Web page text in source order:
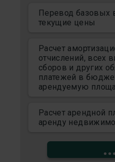
Перевод базовых
текущие цены
Расчет
отчислений, всех
сборов и других
платежей в
арендуемую
Расчет арендной
аренду
...